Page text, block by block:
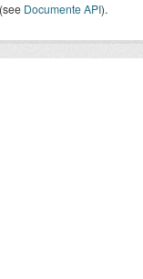
(see Documente API).